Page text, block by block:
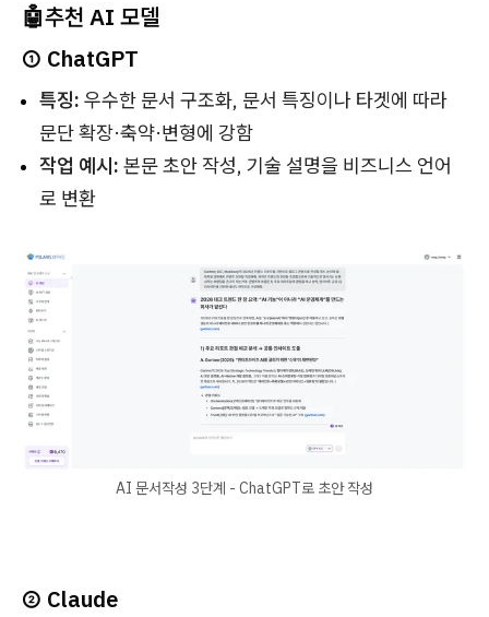
🤖추천 AI 모델
① ChatGPT
특징: 우수한 문서 구조화, 문서 특징이나 타겟에 따라
문단 확장·축약·변형에 강함
작업 예시: 본문 초안 작성, 기술 설명을 비즈니스 언어
로 변환
AI 문서작성 3단계 - ChatGPT로 초안 작성
② Claude